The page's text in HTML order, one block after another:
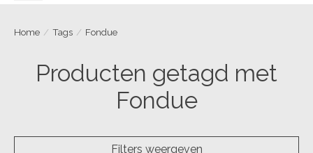
Home / Tags / Fondue
Producten getagd met
Fondue
Filters weergeven